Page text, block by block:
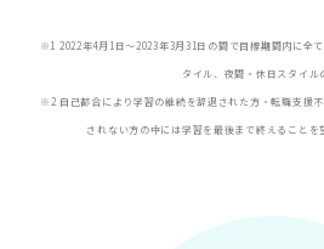
※1 2022年4月1日〜2023年3月31日の間で目標期間内に全
タイル、夜間・休日スタイル
※2 自己都合により学習の継続を辞退された方・転職支援
されない方の中には学習を最後まで終えることを